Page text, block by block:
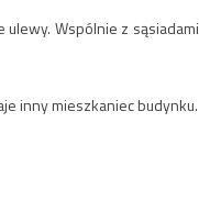
ulewy. Wspólnie z sąsiadami
inny mieszkaniec budynku.